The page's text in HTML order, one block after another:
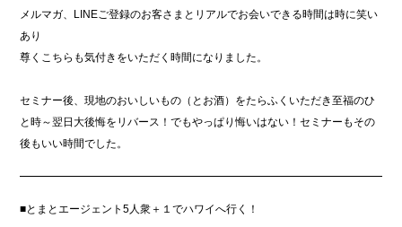
メルマガ、LINEご登録のお客さまとリアルでお会いできる時間は時に笑い
あり
尊くこちらも気付きをいただく時間になりました。
セミナー後、現地のおいしいもの（とお酒）をたらふくいただき至福のひ
と時～翌日大後悔をリバース！でもやっぱり悔いはない！セミナーもその
後もいい時間でした。
■とまとエージェント5人衆＋１でハワイへ行く！